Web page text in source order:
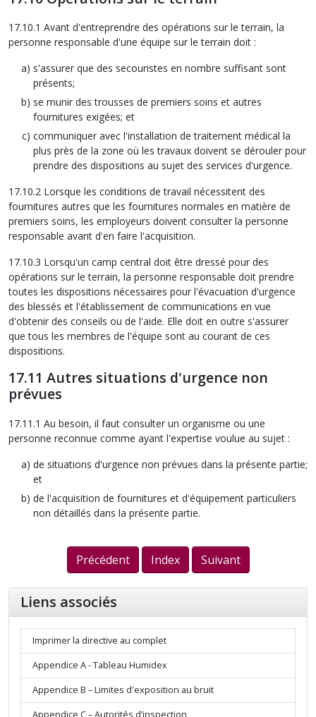
17.10.1 Avant d'entreprendre des opérations sur le terrain, la
personne responsable d'une équipe sur le terrain doit :
s'assurer que des secouristes en nombre suffisant sont
présents;
se munir des trousses de premiers soins et autres
fournitures exigées; et
communiquer avec l'installation de traitement médical la
plus près de la zone où les travaux doivent se dérouler pour
prendre des dispositions au sujet des services d'urgence.
17.10.2 Lorsque les conditions de travail nécessitent des
fournitures autres que les fournitures normales en matière de
premiers soins, les employeurs doivent consulter la personne
responsable avant d'en faire l'acquisition.
17.10.3 Lorsqu'un camp central doit être dressé pour des
opérations sur le terrain, la personne responsable doit prendre
toutes les dispositions nécessaires pour l'évacuation d'urgence
des blessés et l'établissement de communications en vue
d'obtenir des conseils ou de l'aide. Elle doit en outre s'assurer
que tous les membres de l'équipe sont au courant de ces
dispositions.
17.11 Autres situations d'urgence non
prévues
17.11.1 Au besoin, il faut consulter un organisme ou une
personne reconnue comme ayant l'expertise voulue au sujet :
de situations d'urgence non prévues dans la présente partie;
et
de l'acquisition de fournitures et d'équipement particuliers
non détaillés dans la présente partie.
Précédent Index Suivant
Liens associés
Imprimer la directive au complet
Appendice A - Tableau Humidex
Appendice B – Limites d'exposition au bruit
Appendice C – Autorités d’inspection